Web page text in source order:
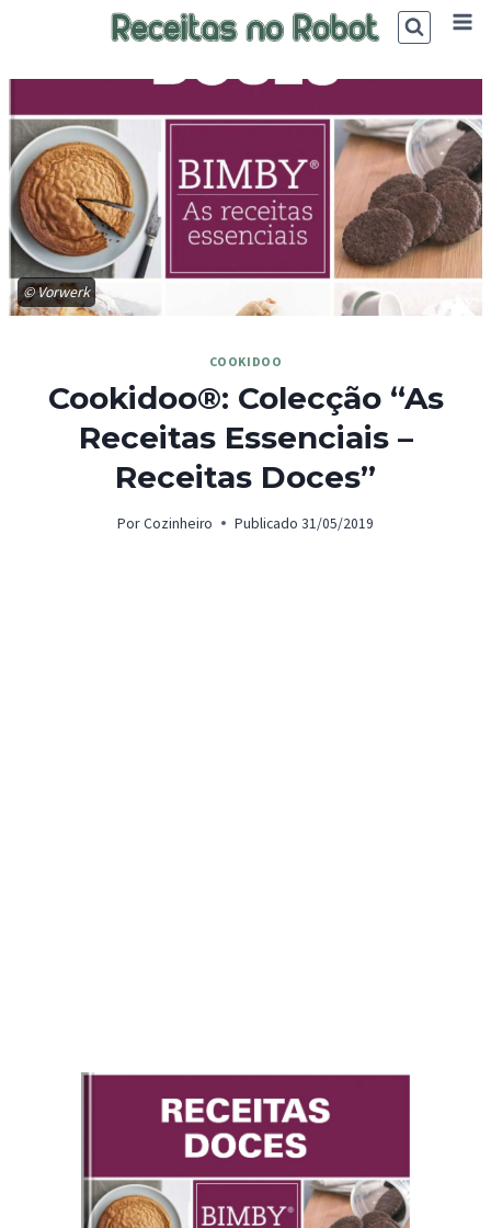
© Vorwerk
COOKIDOO
Cookidoo®: Colecção “As
Receitas Essenciais –
Receitas Doces”
Por Cozinheiro Publicado 31/05/2019